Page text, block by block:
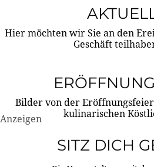
Hier möchten wir Sie an den
Geschäft
Bilder von der
kulinarischen
Anzeigen
SITZ DICH